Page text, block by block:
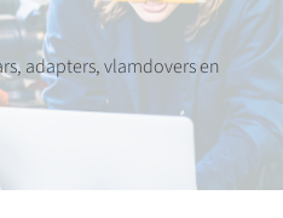
adapters, vlamdovers en